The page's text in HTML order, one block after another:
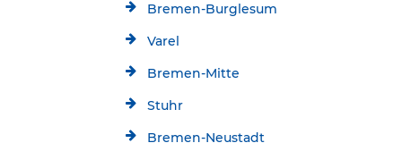
Bremen-Burglesum
Varel
Bremen-Mitte
Stuhr
Bremen-Neustadt